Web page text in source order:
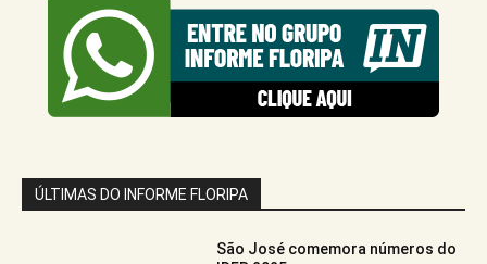
ÚLTIMAS DO INFORME FLORIPA
São José comemora números do